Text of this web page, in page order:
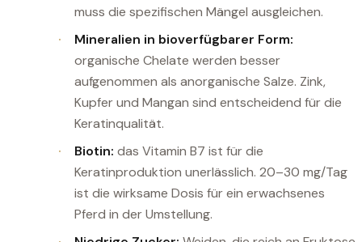
muss die spezifischen Mängel ausgleichen.
Mineralien in bioverfügbarer Form:
organische Chelate werden besser
aufgenommen als anorganische Salze. Zink,
Kupfer und Mangan sind entscheidend für die
Keratinqualität.
Biotin: das Vitamin B7 ist für die
Keratinproduktion unerlässlich. 20–30 mg/Tag
ist die wirksame Dosis für ein erwachsenes
Pferd in der Umstellung.